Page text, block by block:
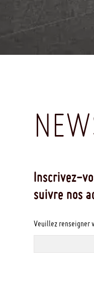
Inscrivez-
suivre nos
Veuillez renseigner